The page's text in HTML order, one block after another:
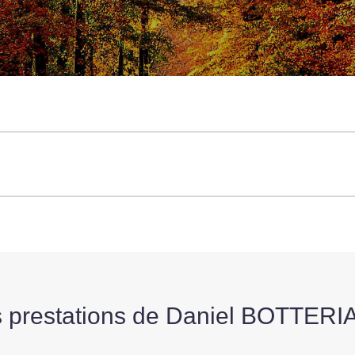
prestations de Daniel